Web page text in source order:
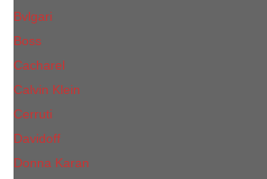
Bvlgari
Boss
Cacharel
Calvin Klein
Cerruti
Davidoff
Donna Karan